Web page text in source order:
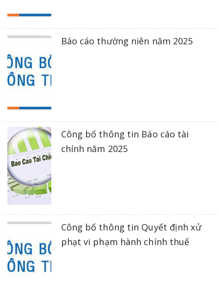
Báo cáo thường niên năm 2025
Công bố thông tin Báo cáo tài
chính năm 2025
Công bố thông tin Quyết định xử
phạt vi phạm hành chính thuế